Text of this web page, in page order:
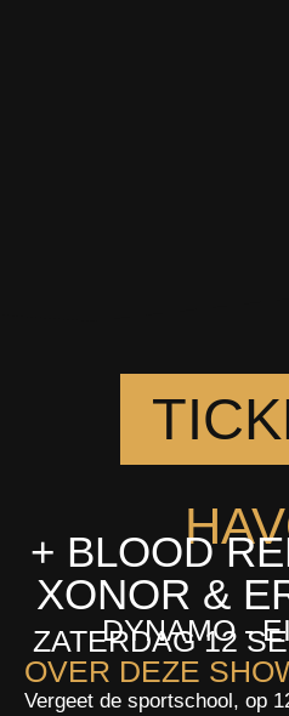
+ BLOOD
XONOR &
DYNAMO -
ZATERDAG 12
OVER DEZE
Vergeet de sportschool, op